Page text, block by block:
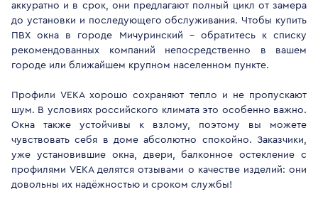
аккуратно и в срок, они предлагают полный цикл от замера
до установки и последующего обслуживания. Чтобы купить
ПВХ окна в городе Мичуринский - обратитесь к списку
рекомендованных компаний непосредственно в вашем
городе или ближайшем крупном населенном пункте.
Профили VEKA хорошо сохраняют тепло и не пропускают
шум. В условиях российского климата это особенно важно.
Окна также устойчивы к взлому, поэтому вы можете
чувствовать себя в доме абсолютно спокойно. Заказчики,
уже установившие окна, двери, балконное остекление с
профилями VEKA делятся отзывами о качестве изделий: они
довольны их надёжностью и сроком службы!